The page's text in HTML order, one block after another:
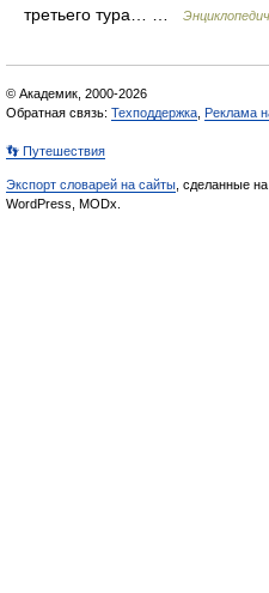
третьего тура… …
© Академик, 2000-2026
Обратная связь: Техподдержка Реклама
👣 Путешествия
Экспорт словарей на сайты , сделанные на
WordPress, MODx.